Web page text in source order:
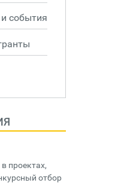
события
проектах,
отбор